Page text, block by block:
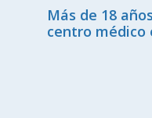
Más de 18
centro médico